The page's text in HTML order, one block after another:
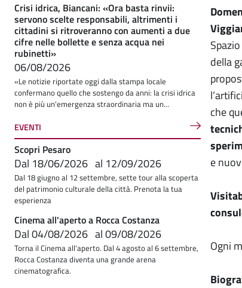
della
che
e
Ogni
Crisi idrica, Biancani: «Ora basta rinvii:
servono scelte responsabili, altrimenti i
cittadini si ritroveranno con aumenti a due
cifre nelle bollette e senza acqua nei
rubinetti»
06/08/2026
«Le notizie riportate oggi dalla stampa locale
confermano quello che sostengo da anni: la crisi idrica
non è più un'emergenza straordinaria ma un...
EVENTI
Scopri Pesaro
Dal 18/06/2026 al 12/09/2026
Dal 18 giugno al 12 settembre, sette tour alla scoperta
del patrimonio culturale della città. Prenota la tua
esperienza
Cinema all'aperto a Rocca Costanza
Dal04/08/2026 al09/08/2026
Torna il Cinema all'aperto. Dal 4 agosto al 6 settembre,
Rocca Costanza diventa una grande arena
cinematografica.